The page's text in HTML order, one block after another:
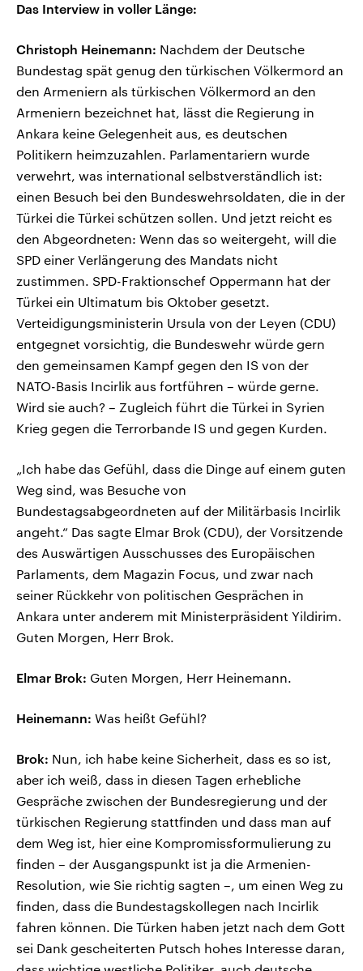
Das Interview in voller Länge:
Christoph Heinemann: Nachdem der Deutsche
Bundestag spät genug den türkischen Völkermord an
den Armeniern als türkischen Völkermord an den
Armeniern bezeichnet hat, lässt die Regierung in
Ankara keine Gelegenheit aus, es deutschen
Politikern heimzuzahlen. Parlamentariern wurde
verwehrt, was international selbstverständlich ist:
einen Besuch bei den Bundeswehrsoldaten, die in der
Türkei die Türkei schützen sollen. Und jetzt reicht es
den Abgeordneten: Wenn das so weitergeht, will die
SPD einer Verlängerung des Mandats nicht
zustimmen. SPD-Fraktionschef Oppermann hat der
Türkei ein Ultimatum bis Oktober gesetzt.
Verteidigungsministerin Ursula von der Leyen (CDU)
entgegnet vorsichtig, die Bundeswehr würde gern
den gemeinsamen Kampf gegen den IS von der
NATO-Basis Incirlik aus fortführen – würde gerne.
Wird sie auch? – Zugleich führt die Türkei in Syrien
Krieg gegen die Terrorbande IS und gegen Kurden.
„Ich habe das Gefühl, dass die Dinge auf einem guten
Weg sind, was Besuche von
Bundestagsabgeordneten auf der Militärbasis Incirlik
angeht.“ Das sagte Elmar Brok (CDU), der Vorsitzende
des Auswärtigen Ausschusses des Europäischen
Parlaments, dem Magazin Focus, und zwar nach
seiner Rückkehr von politischen Gesprächen in
Ankara unter anderem mit Ministerpräsident Yildirim.
Guten Morgen, Herr Brok.
Elmar Brok: Guten Morgen, Herr Heinemann.
Heinemann: Was heißt Gefühl?
Brok: Nun, ich habe keine Sicherheit, dass es so ist,
aber ich weiß, dass in diesen Tagen erhebliche
Gespräche zwischen der Bundesregierung und der
türkischen Regierung stattfinden und dass man auf
dem Weg ist, hier eine Kompromissformulierung zu
finden – der Ausgangspunkt ist ja die Armenien-
Resolution, wie Sie richtig sagten –, um einen Weg zu
finden, dass die Bundestagskollegen nach Incirlik
fahren können. Die Türken haben jetzt nach dem Gott
sei Dank gescheiterten Putsch hohes Interesse daran,